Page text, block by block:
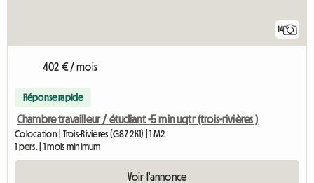
14
402 € / mois
Réponse rapide
Chambre travailleur / étudiant -5 min uqtr (trois-rivières )
Colocation | Trois-Rivières (G8Z 2K1) | 1 M2
1 pers. | 1 mois minimum
Voir l'annonce